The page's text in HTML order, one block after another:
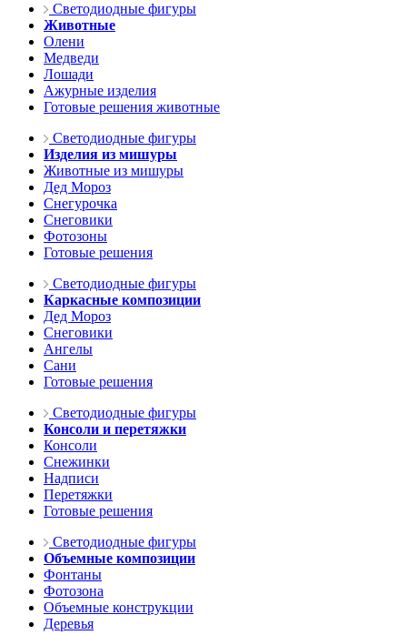
Светодиодные фигуры
Животные
Олени
Медведи
Лошади
Ажурные изделия
Готовые решения животные
Светодиодные фигуры
Изделия из мишуры
Животные из мишуры
Дед Мороз
Снегурочка
Снеговики
Фотозоны
Готовые решения
Светодиодные фигуры
Каркасные композиции
Дед Мороз
Снеговики
Ангелы
Сани
Готовые решения
Светодиодные фигуры
Консоли и перетяжки
Консоли
Снежинки
Надписи
Перетяжки
Готовые решения
Светодиодные фигуры
Объемные композиции
Фонтаны
Фотозона
Объемные конструкции
Деревья